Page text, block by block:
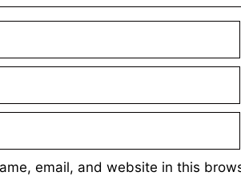
email, and website in this